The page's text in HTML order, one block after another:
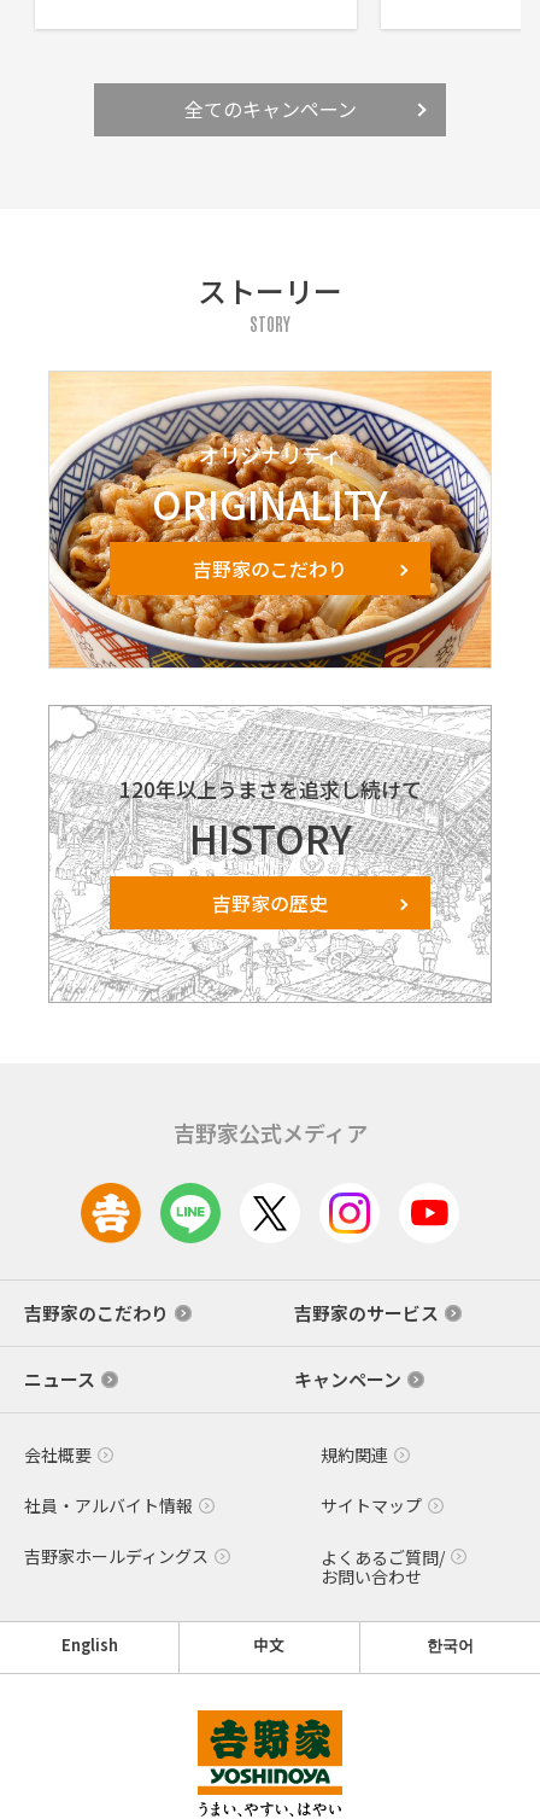
全てのキャンペーン
ストーリー
STORY
オリジナリティ
ORIGINALITY
吉野家のこだわり
120年以上うまさを追求し続けて
HISTORY
吉野家の歴史
吉野家公式メディア
吉野家のこだわり 吉野家のサービス
ニュース キャンペーン
会社概要 規約関連
社員・アルバイト情報 サイトマップ
吉野家ホールディングス
よくあるご質問/
お問い合わせ
English 中文 한국어